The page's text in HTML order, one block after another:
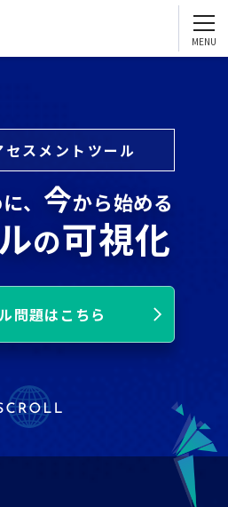
個人受験
スメントツール
、 今から始める
の可視化
問題はこちら